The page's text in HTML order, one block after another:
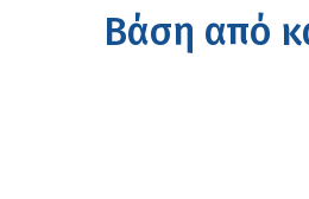
Βάση από